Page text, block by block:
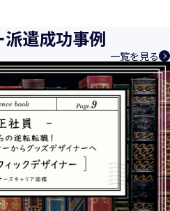
報及び特定個人情報などを、人
ービス、請負サービス、その
の場の創造」と「就業の機会の
た、従業者の情報及び特定個人
します。これらから当社にとっ
の保護が重大な責務であると同
徹底することは企業の社会的責
で、個人情報保護理念と自ら定
的使命を十分に認識し、本人の
る法規制等を遵守致します。
化するための個人情報保護マネ
最新のＩＴ技術の動向、社会的
遣成功事例
一覧を見る